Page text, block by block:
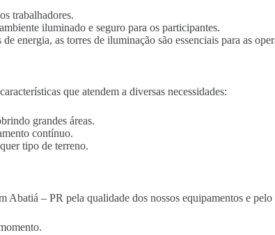
trabalhadores.
iluminado e seguro para os participantes.
energia, as torres de iluminação são essenciais para as
que atendem a diversas necessidades:
grandes áreas.
contínuo.
tipo de terreno.
Abatiá – PR pela qualidade dos nossos equipamentos e